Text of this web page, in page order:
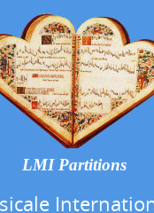
LMI Partitions